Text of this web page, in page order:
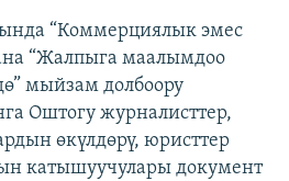
“Коммерциялык эмес
“Жалпыга маалымдоо
мыйзам долбоору
Оштогу журналисттер,
өкүлдөрү, юристтер
катышуучулары документ